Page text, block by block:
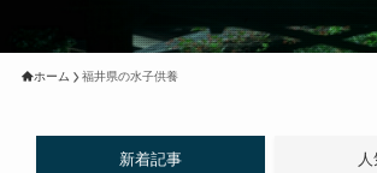
ホーム 福井県の水子供養
新着記事